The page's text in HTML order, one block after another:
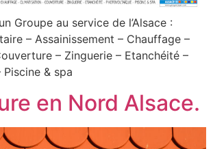
Groupe au service de l’Alsace :
– Assainissement – Chauffage –
– Zinguerie – Etanchéité –
& spa
en Nord Alsace.